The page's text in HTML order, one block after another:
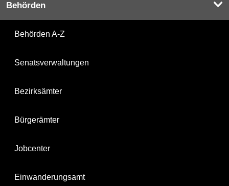
Behörden
Behörden A-Z
Senatsverwaltungen
Bezirksämter
Bürgerämter
Jobcenter
Einwanderungsamt